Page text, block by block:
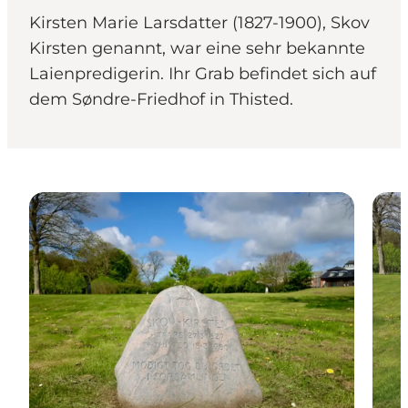
Kirsten Marie Larsdatter (1827-1900), Skov
Kirsten genannt, war eine sehr bekannte
Laienpredigerin. Ihr Grab befindet sich auf
dem Søndre-Friedhof in Thisted.